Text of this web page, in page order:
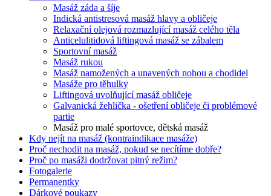
Masáž záda a šíje
Indická antistresová masáž hlavy a obličeje
Relaxační olejová rozmazlující masáž celého těla
Anticelulitidová liftingová masáž se zábalem
Sportovní masáž
Masáž rukou
Masáž namožených a unavených nohou a chodidel
Masáže pro těhulky
Liftingová uvolňující masáž obličeje
Galvanická žehlička - ošetření obličeje či problémové
partie
Masáž pro malé sportovce, dětská masáž
Kdy nejít na masáž (kontraindikace masáže)
Proč nechodit na masáž, pokud se necítíme dobře?
Proč po masáži dodržovat pitný režim?
Fotogalerie
Permanentky
Dárkové poukazy